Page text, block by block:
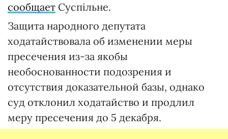
сообщает Суспільне.
Защита народного депутата
ходатайствовала об изменении меры
пресечения из-за якобы
необоснованности подозрения и
отсутствия доказательной базы, однако
суд отклонил ходатайство и продлил
меру пресечения до 5 декабря.